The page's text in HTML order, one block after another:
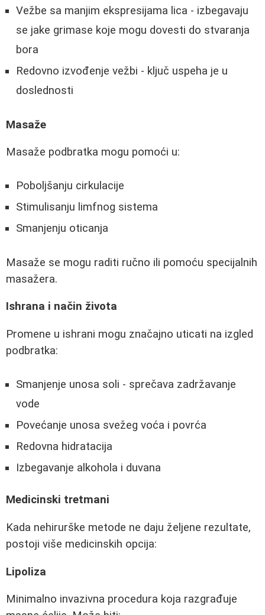
Vežbe sa manjim ekspresijama lica - izbegavaju
se jake grimase koje mogu dovesti do stvaranja
bora
Redovno izvođenje vežbi - ključ uspeha je u
doslednosti
Masaže
Masaže podbratka mogu pomoći u:
Poboljšanju cirkulacije
Stimulisanju limfnog sistema
Smanjenju oticanja
Masaže se mogu raditi ručno ili pomoću specijalnih
masažera.
Ishrana i način života
Promene u ishrani mogu značajno uticati na izgled
podbratka:
Smanjenje unosa soli - sprečava zadržavanje
vode
Povećanje unosa svežeg voća i povrća
Redovna hidratacija
Izbegavanje alkohola i duvana
Medicinski tretmani
Kada nehirurške metode ne daju željene rezultate,
postoji više medicinskih opcija:
Lipoliza
Minimalno invazivna procedura koja razgrađuje